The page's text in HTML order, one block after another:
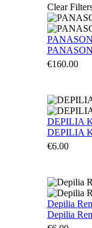
Clear
€160.00
DEPILIA
DEPILIA
€6.00
Depilia
Depilia